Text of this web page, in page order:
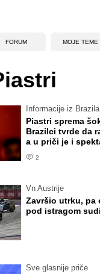
FORUM MOJE TEME
Informacije iz Brazila
Piastri sprema
Brazilci tvrde da
a u priči je i
2
Vn Austrije
Završio utrku, pa
pod istragom
Sve glasnije priče